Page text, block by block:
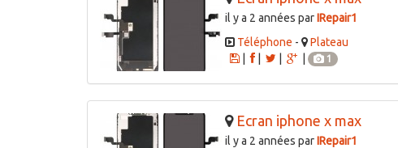
il y a 2 années parIRepair1
Téléphone -
Plateau
|
1
Ecran iphone x max
il y a 2 années parIRepair1